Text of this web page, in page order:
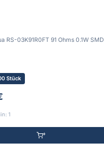
RS-03K91R0FT 91 Ohms 0.1W SMD
Stück
1